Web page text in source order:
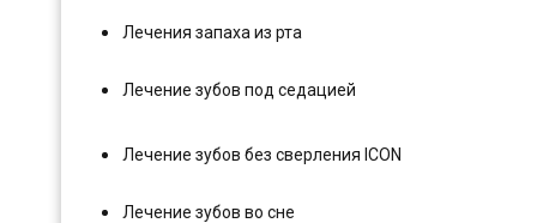
Лечения запаха из рта
Лечение зубов под седацией
Лечение зубов без сверления ICON
Лечение зубов во сне